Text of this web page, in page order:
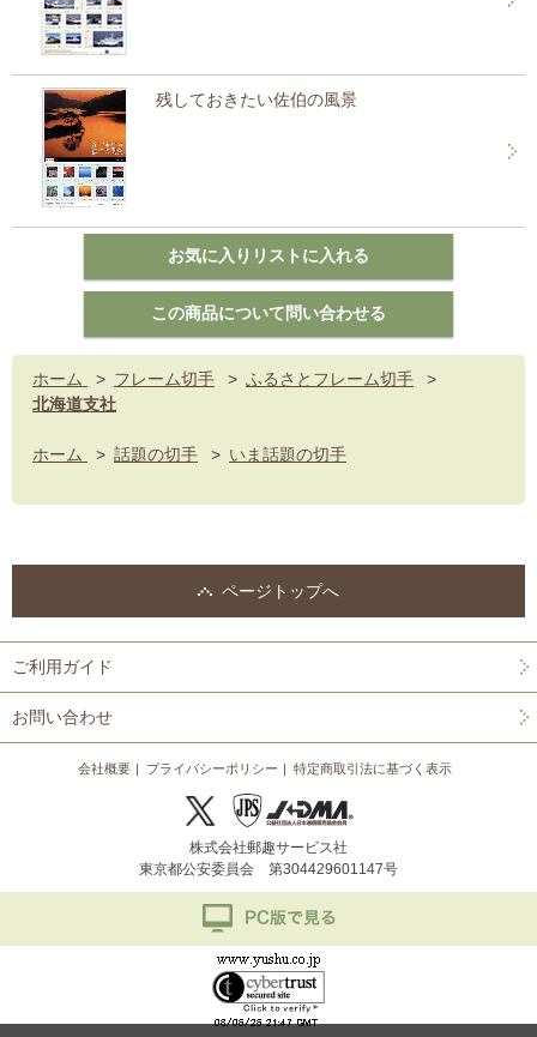
残しておきたい佐伯の風景
ホーム > フレーム切手 > ふるさとフレーム切手
>
北海道支社
ホーム > 話題の切手 > いま話題の切手
ページトップへ
ご利用ガイド
お問い合わせ
会社概要 プライバシーポリシー 特定商取引法に基づく表示
株式会社郵趣サービス社
東京都公安委員会 第304429601147号